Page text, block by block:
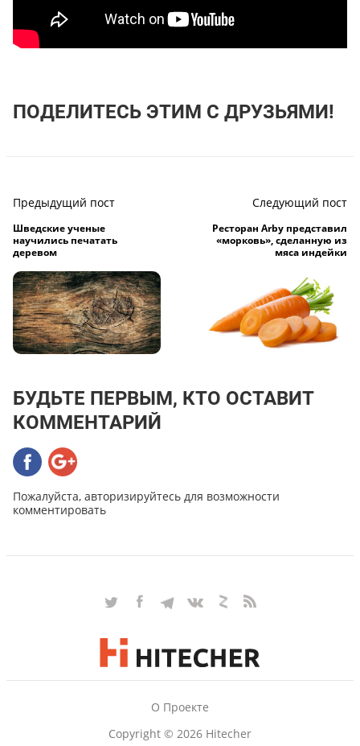
ПОДЕЛИТЕСЬ ЭТИМ С ДРУЗЬЯМИ!
Предыдущий пост
Шведские ученые
научились печатать
деревом
Следующий пост
Ресторан Arby представил
«морковь», сделанную из
мяса индейки
БУДЬТЕ ПЕРВЫМ, КТО ОСТАВИТ
КОММЕНТАРИЙ
Пожалуйста, авторизируйтесь для возможности
комментировать
Copyright © 2026 Hitecher
О Проекте